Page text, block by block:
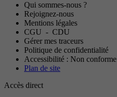
Qui sommes-nous ?
Rejoignez-nous
Mentions légales
CGU - CDU
Gérer mes traceurs
Politique de confidentialité
Accessibilité : Non conforme
Plan de site
Accès direct